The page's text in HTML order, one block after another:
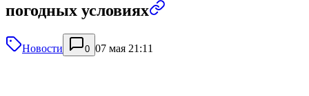
погодных условиях
Новости 0 07 мая 21:11